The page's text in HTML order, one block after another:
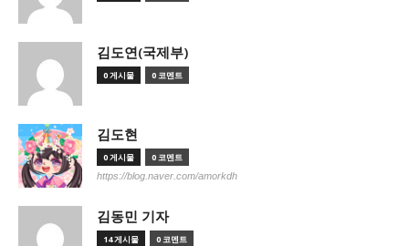
김도연(국제부)
0 게시물 0 코멘트
김도현
0 게시물 0 코멘트
https://blog.naver.com/amorkdh
김동민 기자
14 게시물 0 코멘트